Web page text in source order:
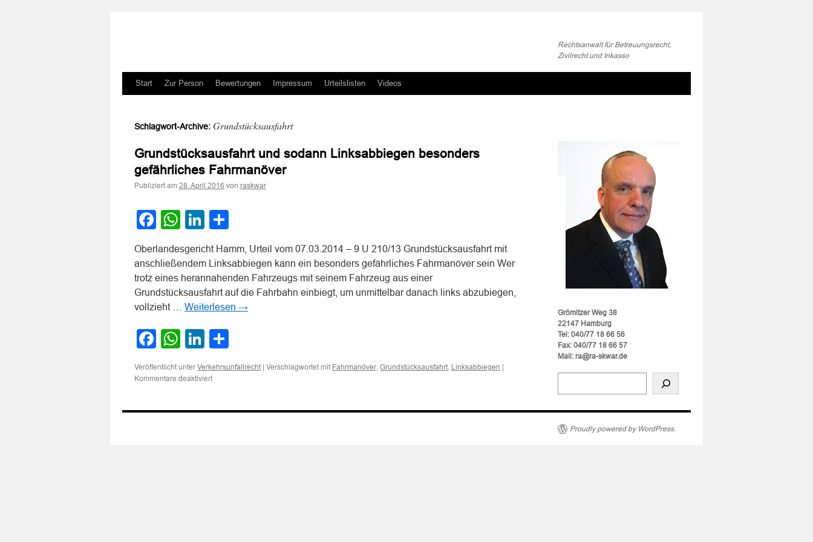
Rechtsanwalt für Betreuungsrecht,
Zivilrecht und Inkasso
Zum
springen
Start Zur Person Bewertungen Impressum Urteilslisten Videos
Schlagwort-Archive: Grundstücksausfahrt
Grundstücksausfahrt und sodann Linksabbiegen besonders
gefährliches Fahrmanöver
Publiziert am 28. April 2016 von raskwar
Facebook
WhatsApp
LinkedIn
Oberlandesgericht Hamm, Urteil vom 07.03.2014 – 9 U 210/13 Grundstücksausfahrt mit
anschließendem Linksabbiegen kann ein besonders gefährliches Fahrmanöver sein Wer
trotz eines herannahenden Fahrzeugs mit seinem Fahrzeug aus einer
Grundstücksausfahrt auf die Fahrbahn einbiegt, um unmittelbar danach links abzubiegen,
vollzieht … Weiterlesen →
Facebook
WhatsApp
LinkedIn
Veröffentlicht unter Verkehrsunfallrecht | Verschlagwortet mit Fahrmanöver, Grundstücksausfahrt, Linksabbiegen |
Kommentare deaktiviertfür
sodann
Grömitzer Weg 38
22147 Hamburg
Tel: 040/77 18 66 56
Fax: 040/77 18 66 57
Mail: ra@ra-skwar.de
Proudly powered by WordPress.